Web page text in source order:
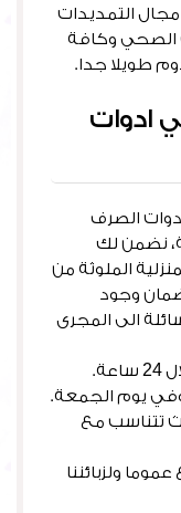
التمديدات
الصحي وكافة
طويلا جدا.
ادوات
الصرف
نضمن لك
الملوثة من
وجود
الى المجرى
يوم الجمعة.
تتناسب مع
ولزبائننا